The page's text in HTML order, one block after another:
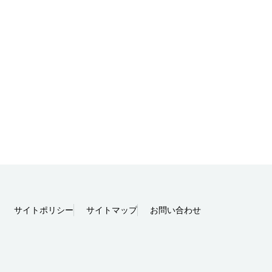
サイトポリシー サイトマップ お問い合わせ